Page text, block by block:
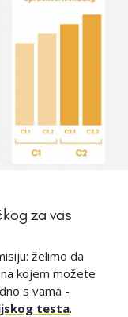
za vas
​​želimo da
kojem možete
s vama -
testa.